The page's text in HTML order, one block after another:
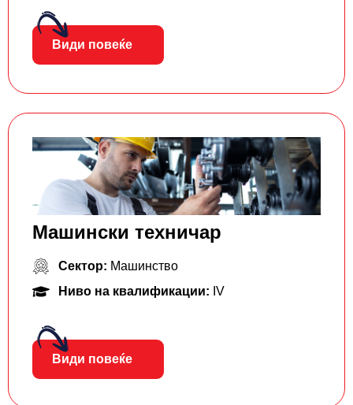
Види повеќе
Машински техничар
Сектор: Машинство
Ниво на квалификации: IV
Види повеќе